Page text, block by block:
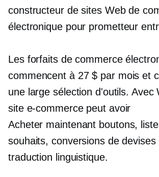
constructeur de sites Web de
électronique pour prometteur
Les forfaits de commerce
commencent à 27 $ par mois et
une large sélection d'outils. Avec
site e-commerce peut avoir
Acheter maintenant boutons,
souhaits, conversions de
traduction linguistique.